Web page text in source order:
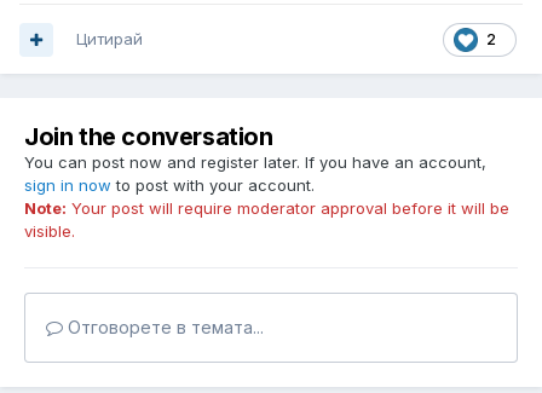
2
Цитирай
Join the conversation
You can post now and register later. If you have an account,
sign in now to post with your account.
Note: Your post will require moderator approval before it will be
visible.
Отговорете в темата...